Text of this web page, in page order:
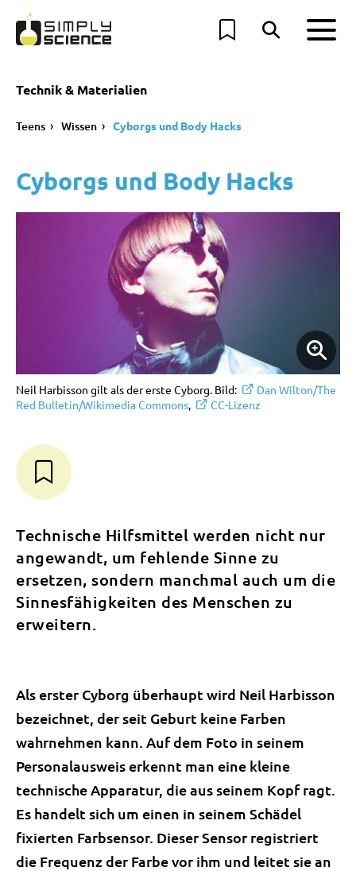
Technik & Materialien
Teens Wissen Cyborgs und Body Hacks
Cyborgs und Body Hacks
Neil Harbisson gilt als der erste Cyborg. Bild:
Dan Wilton/The
Red Bulletin/Wikimedia Commons, CC-Lizenz
Technische Hilfsmittel werden nicht nur
angewandt, um fehlende Sinne zu
ersetzen, sondern manchmal auch um die
Sinnesfähigkeiten des Menschen zu
erweitern.
Als erster Cyborg überhaupt wird Neil Harbisson
bezeichnet, der seit Geburt keine Farben
wahrnehmen kann. Auf dem Foto in seinem
Personalausweis erkennt man eine kleine
technische Apparatur, die aus seinem Kopf ragt.
Es handelt sich um einen in seinem Schädel
fixierten Farbsensor. Dieser Sensor registriert
die Frequenz der Farbe vor ihm und leitet sie an